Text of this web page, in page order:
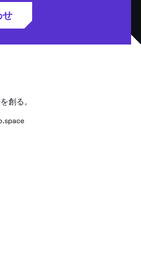
せ
創る。
ありがとうございます
せください。